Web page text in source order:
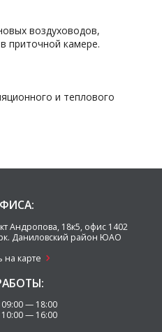
воздуховодов,
приточной камере.
и теплового
Андропова, 18к5, офис 1402
Даниловский район ЮАО
на карте
— 18:00
— 16:00